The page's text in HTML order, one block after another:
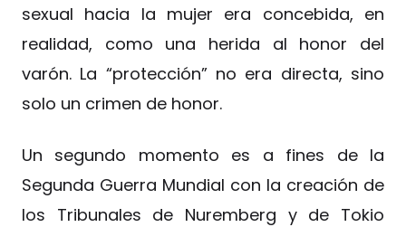
sexual hacia la mujer era concebida, en
realidad, como una herida al honor del
varón. La “protección” no era directa, sino
solo un crimen de honor.
Un segundo momento es a fines de la
Segunda Guerra Mundial con la creación de
los Tribunales de Nuremberg y de Tokio